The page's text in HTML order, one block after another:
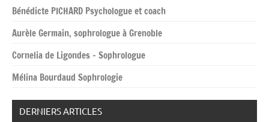
Bénédicte PICHARD Psychologue et coach
Aurèle Germain, sophrologue à Grenoble
Cornelia de Ligondes – Sophrologue
Mélina Bourdaud Sophrologie
DERNIERS ARTICLES